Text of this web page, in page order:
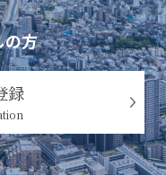
の方
録